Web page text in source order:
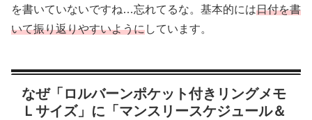
を書いていないですね…忘れてるな。基本的には日付を書
いて振り返りやすいようにしています。
なぜ「ロルバーンポケット付きリングメモ
Ｌサイズ」に「マンスリースケジュール＆